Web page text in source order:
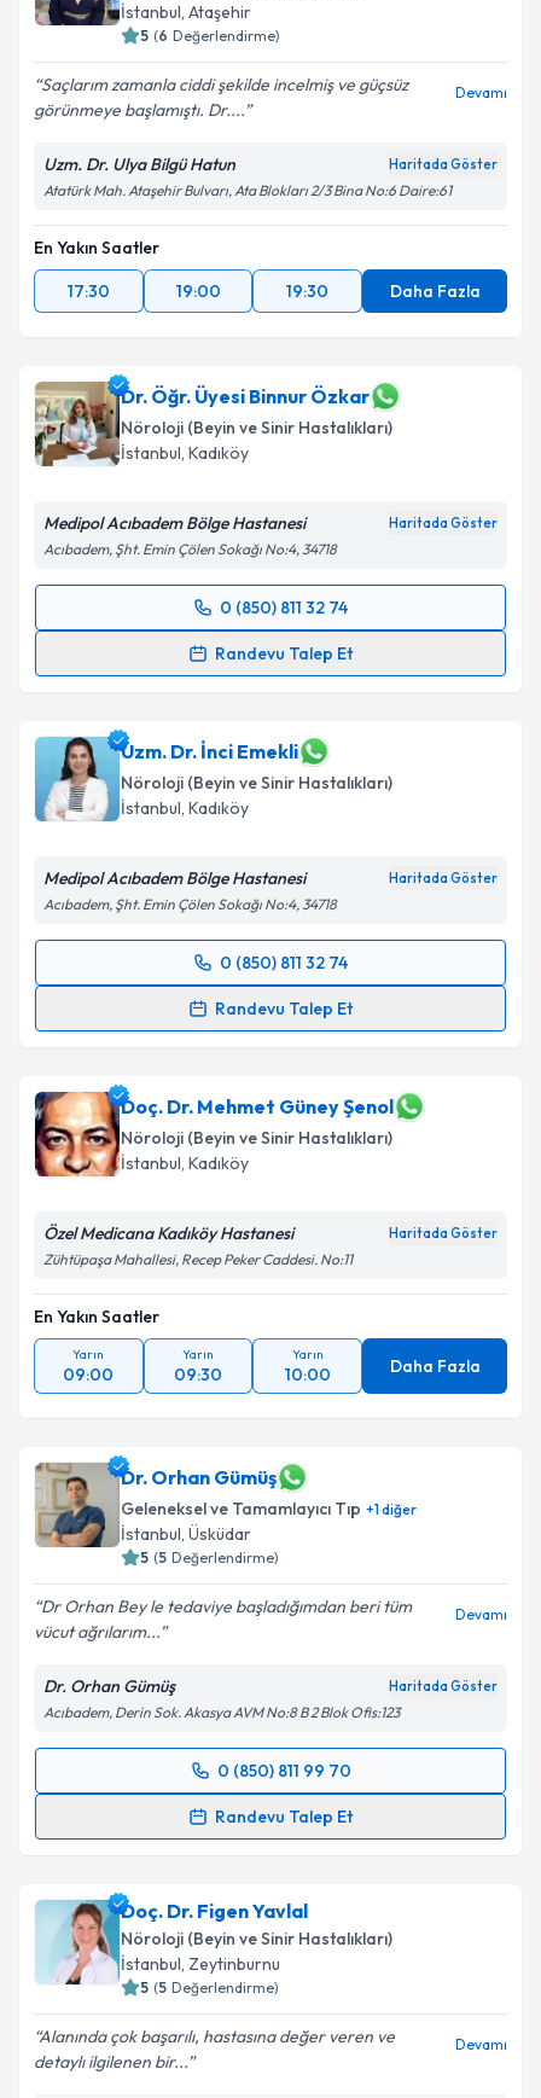
İstanbul, Ataşehir
5 (6 Değerlendirme)
Saçlarım zamanla ciddi şekilde incelmiş ve güçsüz
görünmeye başlamıştı. Dr....
Devamı
Uzm. Dr. Ulya Bilgü Hatun Haritada Göster
Atatürk Mah. Ataşehir Bulvarı, Ata Blokları 2/3 Bina No:6 Daire:61
En Yakın Saatler
17:30
19:00 19:30 Daha Fazla
Dr. Öğr. Üyesi Binnur Özkar
Nöroloji (Beyin ve Sinir Hastalıkları)
İstanbul, Kadıköy
Medipol Acıbadem Bölge Hastanesi Haritada Göster
Acıbadem, Şht. Emin Çölen Sokağı No:4, 34718
0 (850) 811 32 74
Randevu Talep Et
Randevu Takvimi Talebi
için bir takvim hazırlandığında e-posta ile
bilgilendireceğiz.
E-posta Adresiniz
Kişisel verilerimin işlenmesine ilişkinAydınlatma
'ni okudum ve kişisel verilerimin belirtilen
kapsamda işlenmesini kabul ediyorum.
Uzm. Dr. İnci Emekli
Nöroloji (Beyin ve Sinir Hastalıkları)
İstanbul, Kadıköy
Medipol Acıbadem Bölge Hastanesi Haritada Göster
Acıbadem, Şht. Emin Çölen Sokağı No:4, 34718
0 (850) 811 32 74
Randevu Talep Et
Randevu Takvimi Talebi
takvim hazırlandığında e-posta ile bilgilendireceğiz.
E-posta Adresiniz
Kişisel verilerimin işlenmesine ilişkin
Metni'ni okudum ve kişisel verilerimin belirtilen
kapsamda işlenmesini kabul ediyorum.
Takvim Talebini Gönder
Doç. Dr. Mehmet Güney Şenol
Nöroloji (Beyin ve Sinir Hastalıkları)
İstanbul, Kadıköy
Özel Medicana Kadıköy Hastanesi Haritada Göster
Zühtüpaşa Mahallesi, Recep Peker Caddesi. No:11
En Yakın Saatler
Yarın
09:00
Yarın
09:30
Yarın
10:00 Daha Fazla
Dr. Orhan Gümüş
Geleneksel ve Tamamlayıcı Tıp +1diğer
İstanbul, Üsküdar
5 (5 Değerlendirme)
Dr Orhan Bey le tedaviye başladığımdan beri tüm
vücut ağrılarım...
Devamı
Dr. Orhan Gümüş Haritada Göster
Acıbadem, Derin Sok. Akasya AVM No:8 B 2 Blok Ofis:123
0 (850) 811 99 70
Randevu Talep Et
Randevu Takvimi Talebi
takvim hazırlandığında e-posta ile bilgilendireceğiz.
E-posta Adresiniz
Doç. Dr. Figen Yavlal
Nöroloji (Beyin ve Sinir Hastalıkları)
İstanbul, Zeytinburnu
5 (5 Değerlendirme)
Alanında çok başarılı, hastasına değer veren ve
detaylı ilgilenen bir...
Devamı